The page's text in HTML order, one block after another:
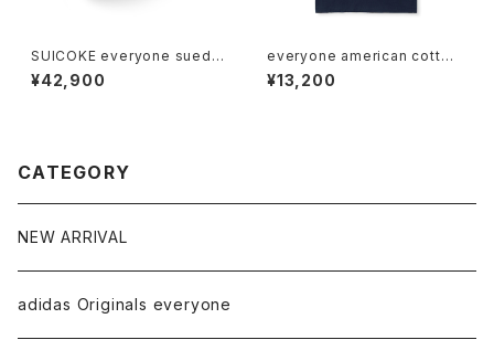
SUICOKE everyone suede
deck shoes (BLACK)
¥42,900
everyone american cotton
tee shirt (NAVY)
¥13,200
CATEGORY
NEW ARRIVAL
adidas Originals everyone